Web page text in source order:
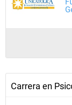
Carrera en